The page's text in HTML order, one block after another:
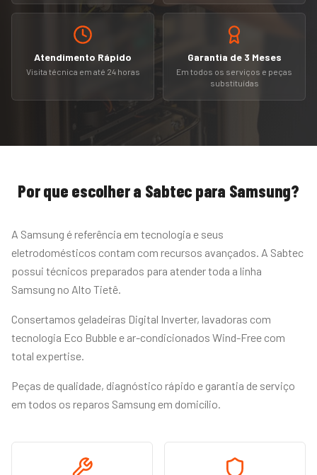
Atendimento Rápido
Visita técnica em até 24 horas
Garantia de 3 Meses
Em todos os serviços e peças
substituídas
Por que escolher a Sabtec para Samsung?
A Samsung é referência em tecnologia e seus
eletrodomésticos contam com recursos avançados. A Sabtec
possui técnicos preparados para atender toda a linha
Samsung no Alto Tietê.
Consertamos geladeiras Digital Inverter, lavadoras com
tecnologia Eco Bubble e ar-condicionados Wind-Free com
total expertise.
Peças de qualidade, diagnóstico rápido e garantia de serviço
em todos os reparos Samsung em domicílio.